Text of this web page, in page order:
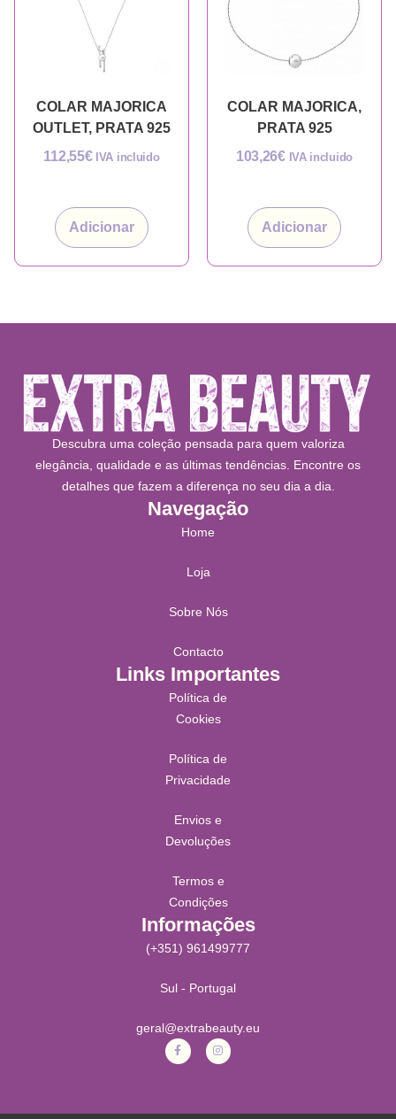
COLAR MAJORICA
OUTLET, PRATA 925
112,55€ IVA incluido
Adicionar
COLAR MAJORICA,
PRATA 925
103,26€ IVA incluido
Adicionar
Descubra uma coleção pensada para quem valoriza
elegância, qualidade e as últimas tendências. Encontre os
detalhes que fazem a diferença no seu dia a dia.
Navegação
Home
Loja
Sobre Nós
Contacto
Links Importantes
Política de
Cookies
Política de
Privacidade
Envios e
Devoluções
Termos e
Condições
Informações
(+351) 961499777
Sul - Portugal
geral@extrabeauty.eu